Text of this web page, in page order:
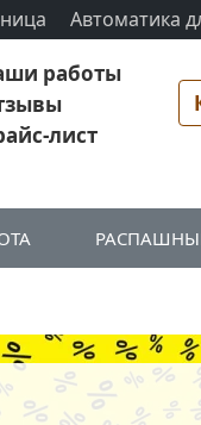
Автоматика
работы
лист